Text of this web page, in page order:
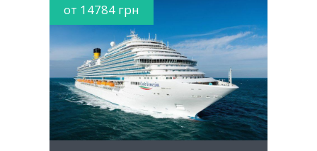
от 14784 грн
MORE INFO